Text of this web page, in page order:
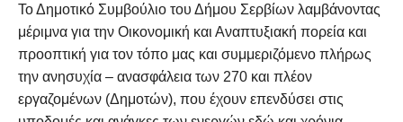
Το Δημοτικό Συμβούλιο του Δήμου Σερβίων λαμβάνοντας
μέριμνα για την Οικονομική και Αναπτυξιακή πορεία και
προοπτική για τον τόπο μας και συμμεριζόμενο πλήρως
την ανησυχία – ανασφάλεια των 270 και πλέον
εργαζομένων (Δημοτών), που έχουν επενδύσει στις